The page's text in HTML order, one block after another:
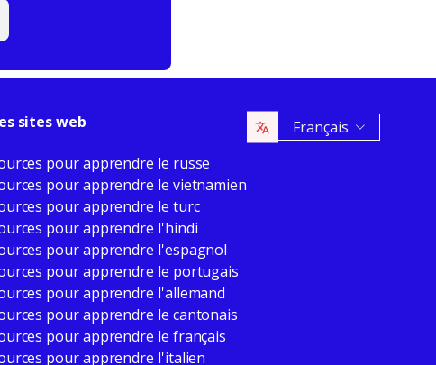
sites web
pour apprendre le russe
pour apprendre le vietnamien
pour apprendre le turc
pour apprendre l'hindi
pour apprendre l'espagnol
pour apprendre le portugais
pour apprendre l'allemand
pour apprendre le cantonais
pour apprendre le français
pour apprendre l'italien
Français